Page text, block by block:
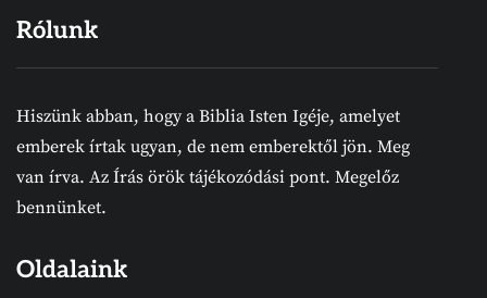
Rólunk
Hiszünk abban, hogy a Biblia Isten Igéje, amelyet
emberek írtak ugyan, de nem emberektől jön. Meg
van írva. Az Írás örök tájékozódási pont. Megelőz
bennünket.
Oldalaink